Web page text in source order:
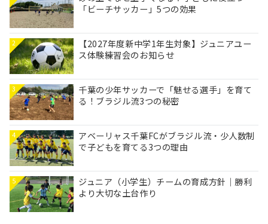
「ビーチサッカー」5つの効果
2
【2027年度新中学1年生対象】ジュニアユー
ス体験練習会のお知らせ
3
千葉の少年サッカーで「魅せる選手」を育て
る！ブラジル流3つの秘密
4
アベーリャス千葉FCがブラジル流・少人数制
で子どもを育てる3つの理由
5
ジュニア（小学生）チームの育成方針｜勝利
より大切な土台作り